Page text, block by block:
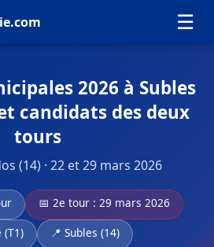
☰
2026 à Subles
candidats des deux
tours
(14) · 22 et 29 mars 2026
📅 2e tour : 29 mars 2026
📍 Subles (14)